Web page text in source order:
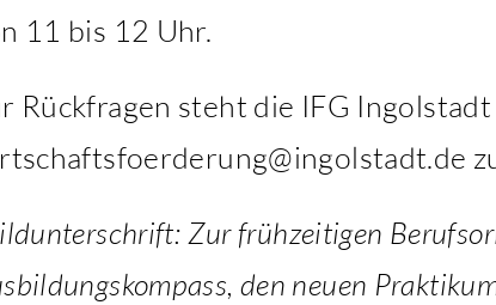
11 bis 12 Uhr.
Rückfragen steht die IFG
Zur frühzeitigen
den neuen